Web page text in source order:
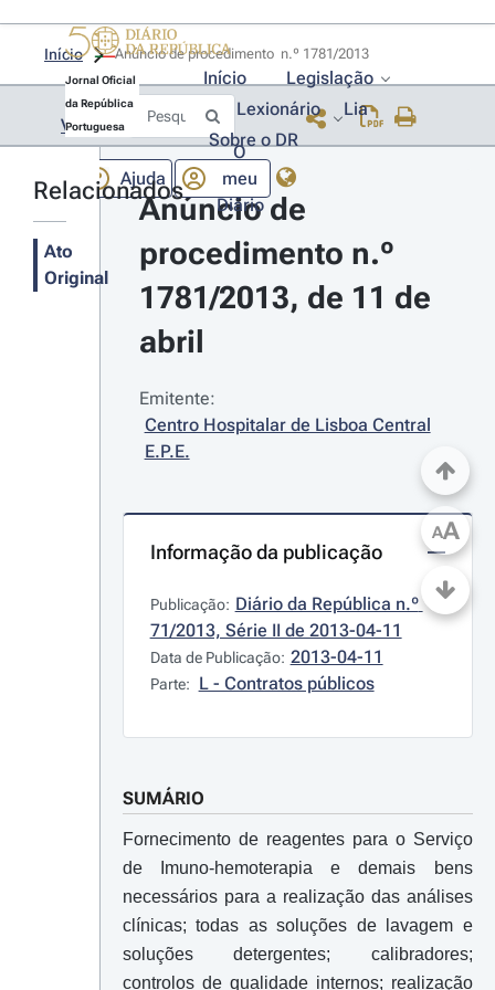
Jornal Oficial
da República
Portuguesa
Início
Legislação
Lexionário
Lia
Sobre o DR
Ajuda
O
meu
Diário
Início
Voltar
Relacionados
Ato
Original
Anúncio de
procedimento n.º
1781/2013, de 11 de
abril
Emitente:
Centro Hospitalar de Lisboa Central
E.P.E.
Informação da publicação
Publicação: Diário da República n.º
71/2013, Série II de 2013-04-11
Data de Publicação: 2013-04-11
Parte: L - Contratos públicos
SUMÁRIO
Fornecimento de reagentes para o Serviço
de Imuno-hemoterapia e demais bens
necessários para a realização das análises
clínicas; todas as soluções de lavagem e
soluções detergentes; calibradores;
controlos de qualidade internos; realização
AA